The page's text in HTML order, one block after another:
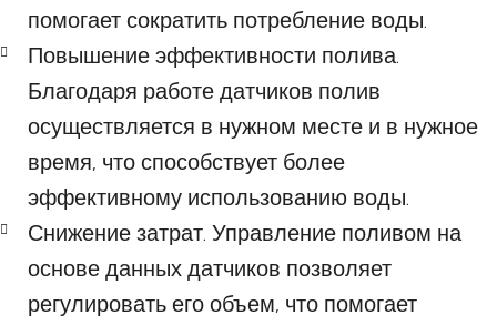
помогает сократить потребление воды.
Повышение эффективности полива.
Благодаря работе датчиков полив
осуществляется в нужном месте и в нужное
время, что способствует более
эффективному использованию воды.
Снижение затрат. Управление поливом на
основе данных датчиков позволяет
регулировать его объем, что помогает